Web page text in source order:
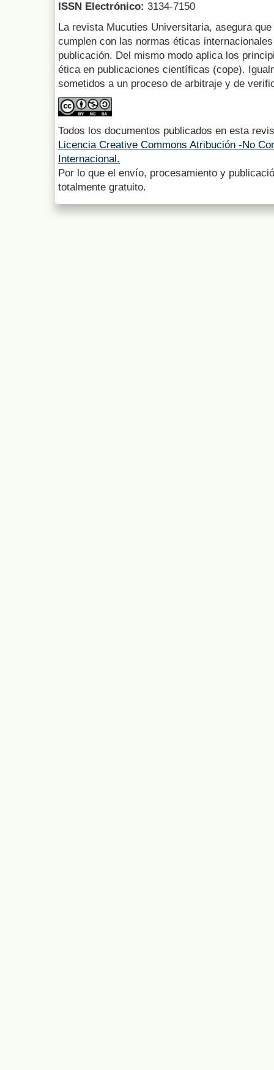
ISSN Electrónico: 3134-7150
La revista Mucuties Universitaria, asegura
cumplen con las normas éticas
publicación. Del mismo modo aplica los
ética en publicaciones científicas (cope).
sometidos a un proceso de arbitraje y de
Todos los documentos publicados en esta
Licencia Creative Commons Atribución -No
Internacional.
Por lo que el envío, procesamiento y
totalmente gratuito.